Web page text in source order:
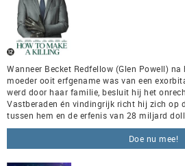
Wanneer Becket Redfellow (Glen Powell)
moeder ooit erfgename was van een
werd door haar familie, besluit hij het
Vastberaden én vindingrijk richt hij zich op
tussen hem en de erfenis van 28 miljard
Doe nu mee!